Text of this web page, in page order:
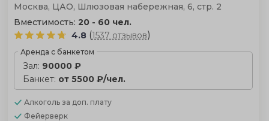
Москва, ЦАО, Шлюзовая набережная, 6, стр. 2
Вместимость: 20 - 60 чел.
4.8 (1537 отзывов)
Аренда с банкетом
Зал: 90000 ₽
Банкет: от 5500 ₽/чел.
Алкоголь за доп. плату
Фейерверк